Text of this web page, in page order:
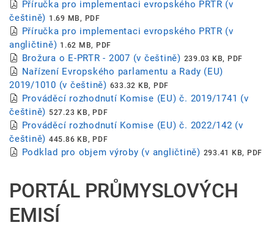
Příručka pro implementaci evropského PRTR (v
češtině) 1.69 MB, PDF
Příručka pro implementaci evropského PRTR (v
angličtině) 1.62 MB, PDF
Brožura o E-PRTR - 2007 (v češtině) 239.03 KB, PDF
Nařízení Evropského parlamentu a Rady (EU)
2019/1010 (v češtině) 633.32 KB, PDF
Prováděcí rozhodnutí Komise (EU) č. 2019/1741 (v
češtině) 527.23 KB, PDF
Prováděcí rozhodnutí Komise (EU) č. 2022/142 (v
češtině) 445.86 KB, PDF
Podklad pro objem výroby (v angličtině) 293.41 KB, PDF
PORTÁL PRŮMYSLOVÝCH
EMISÍ